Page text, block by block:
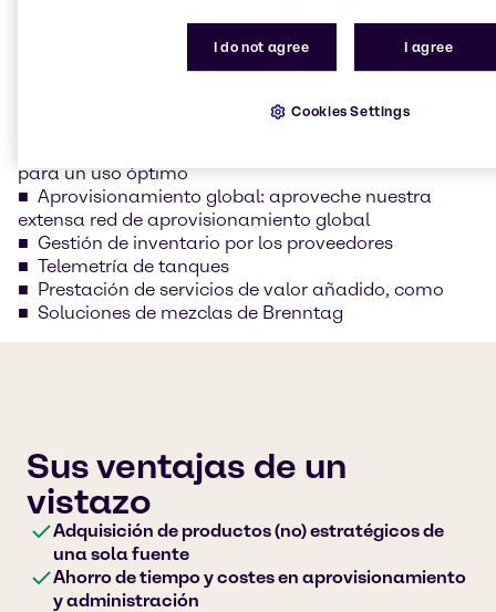
para un uso óptimo
Aprovisionamiento global: aproveche nuestra
extensa red de aprovisionamiento global
Gestión de inventario por los proveedores
Telemetría de tanques
Prestación de servicios de valor añadido, como
Soluciones de mezclas de Brenntag
Sus ventajas de un
vistazo
Adquisición de productos (no) estratégicos de
una sola fuente
Ahorro de tiempo y costes en aprovisionamiento
y administración
I do not agree I agree
Cookies Settings